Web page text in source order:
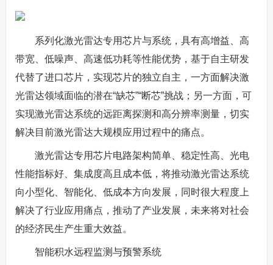
系列化激光雷达专用芯片与系统，具有高增益、高
带宽、低噪声、高速低功耗等性能优势，基于自主研发
代替了进口芯片，实现芯片的独立自主，一方面解决激
光雷达领域面临的潜在“缺芯”“断芯”挑战；另一方面，可
实现激光雷达系统的远距离探测和高分辨率测量，切实
解决目前激光雷达大规模应用过程中的痛点。
激光雷达专用芯片电路架构简单、稳定性高、光电
性能指标好、集成度高且成本低，将推动激光雷达系统
向小型化、智能化、低成本方向发展，同时很大程度上
解决了行业应用痛点，推动了产业发展，未来将对社会
的经济民生产生重大效益。
智能积水远程监测与预警系统